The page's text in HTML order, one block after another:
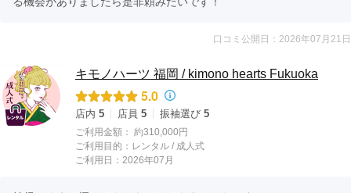
口コミ公開日：2026年07月21日
キモノハーツ 福岡 / kimono hearts Fukuoka
5.0
店内 5 店員 5 振袖選び 5
ご利用金額： 約310,000円
ご利用目的： レンタル / 成人式
ご利用日：2026年07月